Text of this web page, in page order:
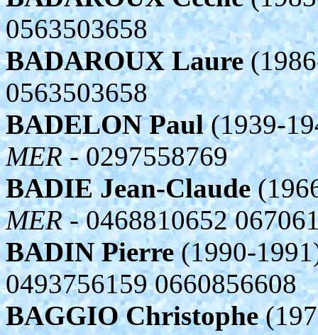
0563503658
BADAROUX Laure
0563503658
BADELON Paul(1939-
MER- 0297558769
BADIE Jean-Claude
MER- 0468810652
BADIN Pierre(1990-
0493756159 0660856608
BAGGIO Christophe